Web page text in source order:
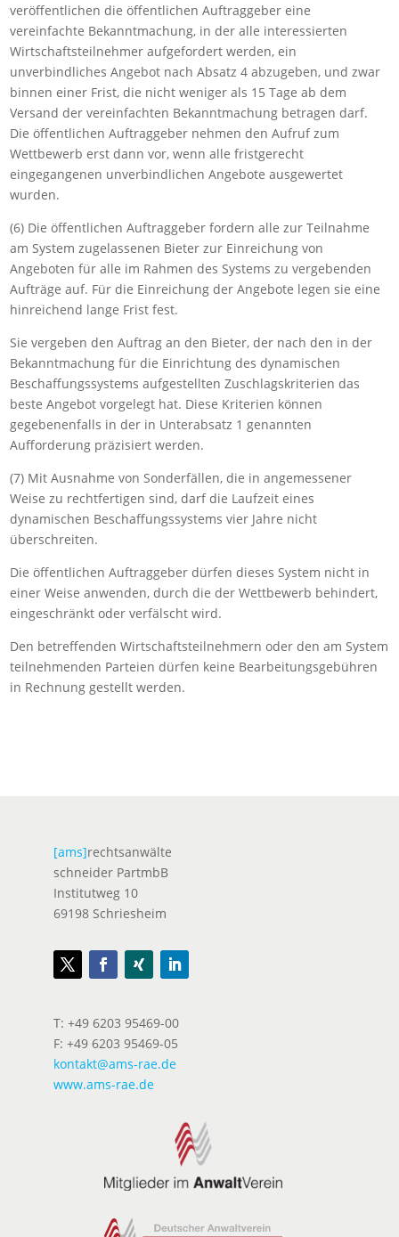
veröffentlichen die öffentlichen Auftraggeber eine
vereinfachte Bekanntmachung, in der alle interessierten
Wirtschaftsteilnehmer aufgefordert werden, ein
unverbindliches Angebot nach Absatz 4 abzugeben, und zwar
binnen einer Frist, die nicht weniger als 15 Tage ab dem
Versand der vereinfachten Bekanntmachung betragen darf.
Die öffentlichen Auftraggeber nehmen den Aufruf zum
Wettbewerb erst dann vor, wenn alle fristgerecht
eingegangenen unverbindlichen Angebote ausgewertet
wurden.
(6) Die öffentlichen Auftraggeber fordern alle zur Teilnahme
am System zugelassenen Bieter zur Einreichung von
Angeboten für alle im Rahmen des Systems zu vergebenden
Aufträge auf. Für die Einreichung der Angebote legen sie eine
hinreichend lange Frist fest.
Sie vergeben den Auftrag an den Bieter, der nach den in der
Bekanntmachung für die Einrichtung des dynamischen
Beschaffungssystems aufgestellten Zuschlagskriterien das
beste Angebot vorgelegt hat. Diese Kriterien können
gegebenenfalls in der in Unterabsatz 1 genannten
Aufforderung präzisiert werden.
(7) Mit Ausnahme von Sonderfällen, die in angemessener
Weise zu rechtfertigen sind, darf die Laufzeit eines
dynamischen Beschaffungssystems vier Jahre nicht
überschreiten.
Die öffentlichen Auftraggeber dürfen dieses System nicht in
einer Weise anwenden, durch die der Wettbewerb behindert,
eingeschränkt oder verfälscht wird.
Den betreffenden Wirtschaftsteilnehmern oder den am System
teilnehmenden Parteien dürfen keine Bearbeitungsgebühren
in Rechnung gestellt werden.
[ams]rechtsanwälte
schneider PartmbB
Institutweg 10
69198 Schriesheim
T: +49 6203 95469-00
F: +49 6203 95469-05
kontakt@ams-rae.de
www.ams-rae.de